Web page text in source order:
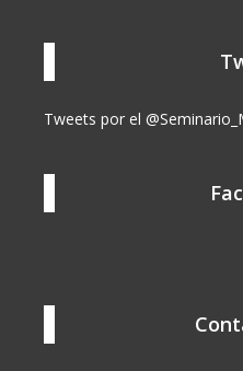
Tweets por el